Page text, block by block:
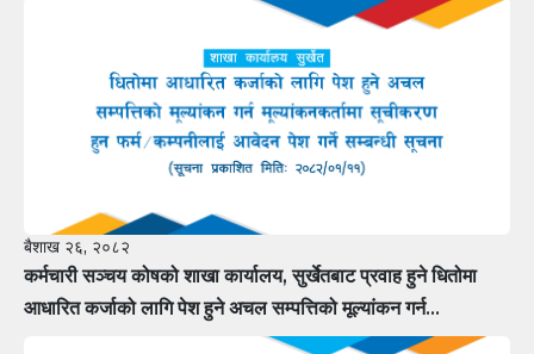
बैशाख २६, २०८२
कर्मचारी सञ्चय कोषको शाखा कार्यालय, सुर्खेतबाट प्रवाह हुने धितोमा
आधारित कर्जाको लागि पेश हुने अचल सम्पत्तिको मूल्यांकन गर्न
मूल्यांकनकर्तामा सूचीकरण हुन फर्म÷कम्पनीलाई आवेदन पेश गर्ने सम्बन्धी